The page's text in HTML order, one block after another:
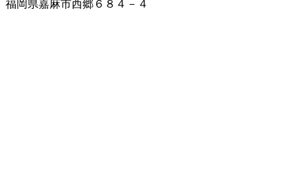
福岡県嘉麻市西郷６８４－４